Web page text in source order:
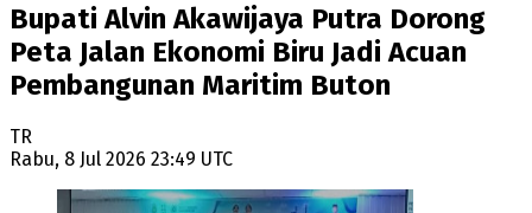
Bupati Alvin Akawijaya Putra Dorong
Peta Jalan Ekonomi Biru Jadi Acuan
Pembangunan Maritim Buton
TR
Rabu, 8 Jul 2026 23:49 UTC